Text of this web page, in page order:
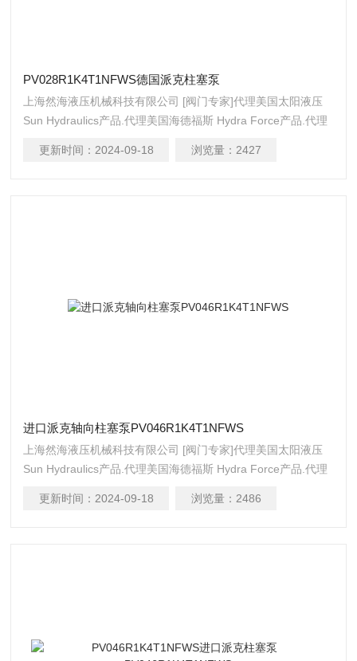
PV028R1K4T1NFWS德国派克柱塞泵
上海然海液压机械科技有限公司 [阀门专家]代理美国太阳液压
Sun Hydraulics产品.代理美国海德福斯 Hydra Force产品.代理
供油路系统设计,油路块设计,阀块设计与选型液压油缸，经销力
更新时间： 2024-09-18 浏览量： 2427
进口派克轴向柱塞泵PV046R1K4T1NFWS
上海然海液压机械科技有限公司 [阀门专家]代理美国太阳液压
Sun Hydraulics产品.代理美国海德福斯 Hydra Force产品.代理
供油路系统设计,油路块设计,阀块设计与选型液压油缸，经销力
更新时间： 2024-09-18 浏览量： 2486